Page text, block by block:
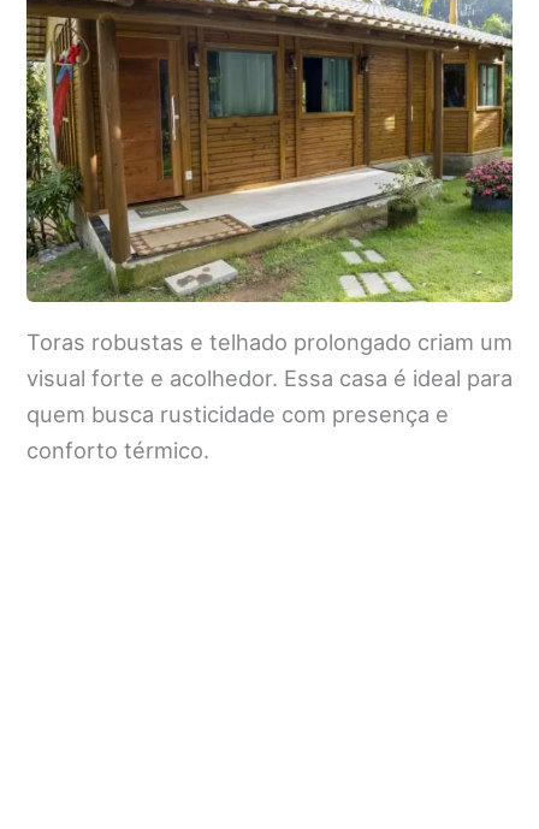
Toras robustas e telhado prolongado criam um
visual forte e acolhedor. Essa casa é ideal para
quem busca rusticidade com presença e
conforto térmico.